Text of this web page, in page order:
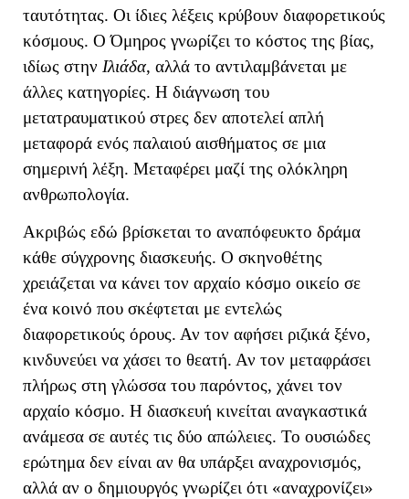
ταυτότητας. Οι ίδιες λέξεις κρύβουν διαφορετικούς
κόσμους. Ο Όμηρος γνωρίζει το κόστος της βίας,
ιδίως στην Ιλιάδα, αλλά το αντιλαμβάνεται με
άλλες κατηγορίες. Η διάγνωση του
μετατραυματικού στρες δεν αποτελεί απλή
μεταφορά ενός παλαιού αισθήματος σε μια
σημερινή λέξη. Μεταφέρει μαζί της ολόκληρη
ανθρωπολογία.
Ακριβώς εδώ βρίσκεται το αναπόφευκτο δράμα
κάθε σύγχρονης διασκευής. Ο σκηνοθέτης
χρειάζεται να κάνει τον αρχαίο κόσμο οικείο σε
ένα κοινό που σκέφτεται με εντελώς
διαφορετικούς όρους. Αν τον αφήσει ριζικά ξένο,
κινδυνεύει να χάσει το θεατή. Αν τον μεταφράσει
πλήρως στη γλώσσα του παρόντος, χάνει τον
αρχαίο κόσμο. Η διασκευή κινείται αναγκαστικά
ανάμεσα σε αυτές τις δύο απώλειες. Το ουσιώδες
ερώτημα δεν είναι αν θα υπάρξει αναχρονισμός,
αλλά αν ο δημιουργός γνωρίζει ότι «αναχρονίζει»